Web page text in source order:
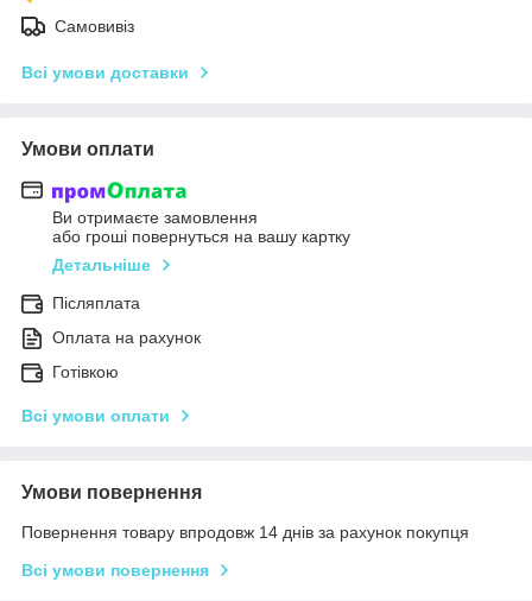
Самовивіз
Всі умови доставки
Умови оплати
Ви отримаєте замовлення
або гроші повернуться на вашу картку
Детальніше
Післяплата
Оплата на рахунок
Готівкою
Всі умови оплати
Умови повернення
Повернення товару впродовж 14 днів за рахунок покупця
Всі умови повернення